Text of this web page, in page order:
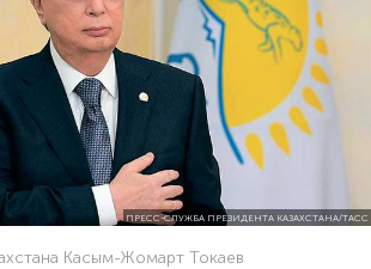
ПРЕСС-СЛУЖБА ПРЕЗИДЕНТА КАЗАХСТАНА/ТАСС
Касым-Жомарт Токаев